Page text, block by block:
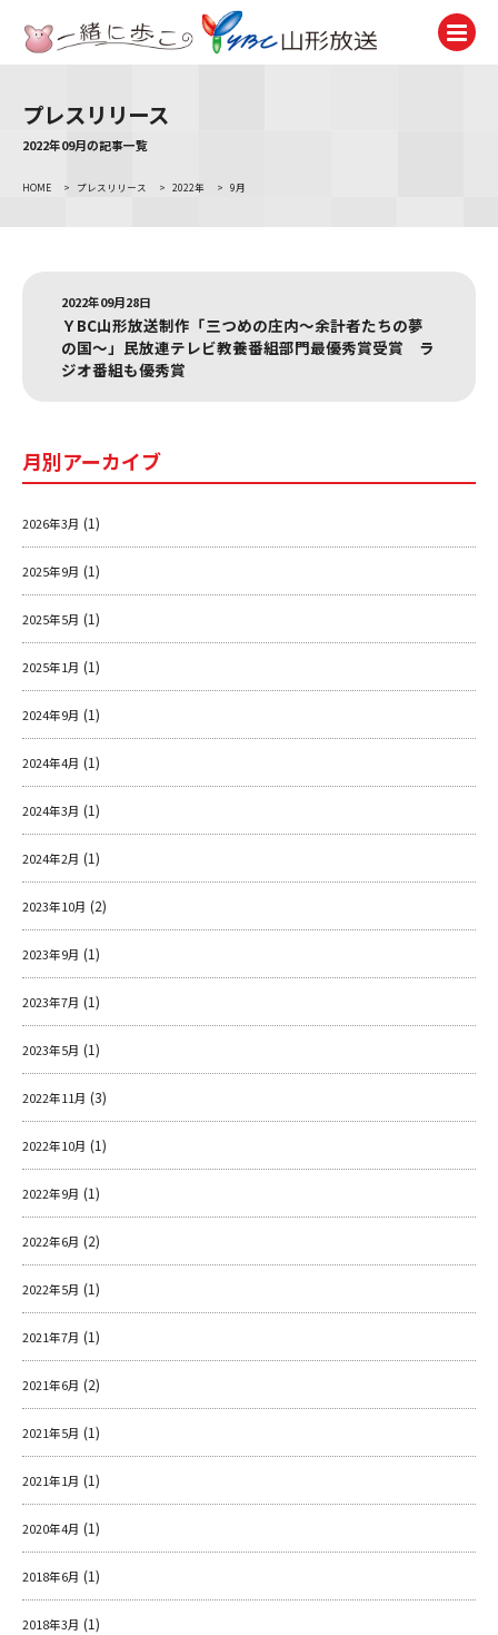
テレビ
TV
ラジオ
アナウンサー
Announcer
試写会・プレゼント
Present
ＹＢＣオンデマンド
やまがた情熱市場
プレスリリース
2022年09月の記事一覧
HOME > プレスリリース > 2022年 > 9月
2022年09月28日
ＹBC山形放送制作「三つめの庄内～余計者たちの夢
の国～」民放連テレビ教養番組部門最優秀賞受賞 ラ
ジオ番組も優秀賞
月別アーカイブ
2026年3月 (1)
2025年9月 (1)
2025年5月 (1)
2025年1月 (1)
2024年9月 (1)
2024年4月 (1)
2024年3月 (1)
2024年2月 (1)
2023年10月 (2)
2023年9月 (1)
2023年7月 (1)
2023年5月 (1)
2022年11月 (3)
2022年10月 (1)
2022年9月 (1)
2022年6月 (2)
2022年5月 (1)
2021年7月 (1)
2021年6月 (2)
2021年5月 (1)
2021年1月 (1)
2020年4月 (1)
2018年6月 (1)
2018年3月 (1)